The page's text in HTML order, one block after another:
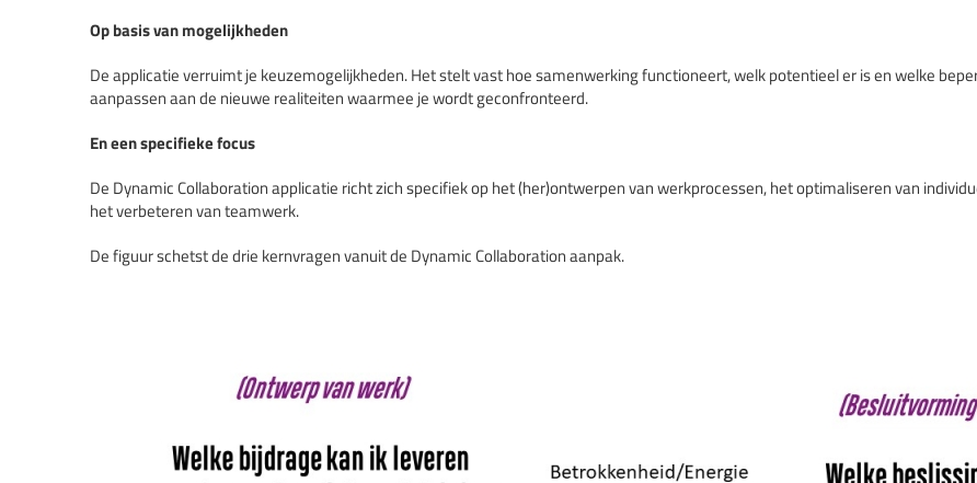
Op basis van mogelijkheden
De applicatie verruimt je keuzemogelijkheden. Het stelt vast hoe samenwerking functioneert, welk potentieel er is en welke
aanpassen aan de nieuwe realiteiten waarmee je wordt geconfronteerd.
En een specifieke focus
De Dynamic Collaboration applicatie richt zich specifiek op het (her)ontwerpen van werkprocessen, het optimaliseren van
het verbeteren van teamwerk.
De figuur schetst de drie kernvragen vanuit de Dynamic Collaboration aanpak.